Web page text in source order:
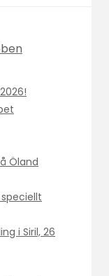
Öland
i Siril, 26